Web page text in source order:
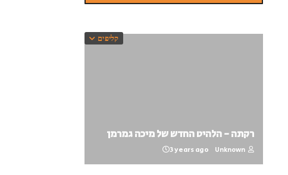
קליפים
רקתה - הלהיט החדש של מיכה גמרמן
Unknown
3 years ago